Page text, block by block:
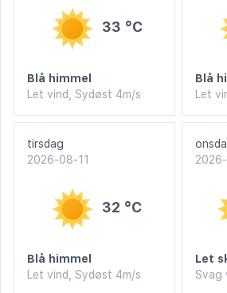
33 °C
Blå himmel
Let vind, Sydøst 4m/s
Blå
Let
tirsdag
2026-08-11
32 °C
Blå himmel
Let vind, Sydøst 4m/s
Let
Svag